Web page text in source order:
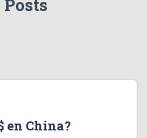
en China?